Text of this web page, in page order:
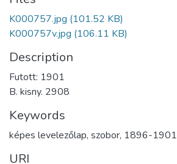
K000757.jpg (101.52 KB)
K000757v.jpg (106.11 KB)
Description
Futott: 1901
B. kisny. 2908
Keywords
képes levelezőlap, szobor, 1896-1901
URI